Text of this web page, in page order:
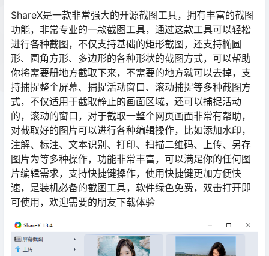
ShareX是一款非常强大的开源截图工具，拥有丰富的截图
功能，非常专业的一款截图工具，通过这款工具可以轻松
进行各种截图，不仅支持基础的矩形截图，还支持椭圆
形、圆角方形、多边形的各种形状的截图方式，可以帮助
你将需要册地方截取下来，不需要的地方就可以去掉，支
持捕捉整个屏幕、捕捉活动窗口、滚动捕捉等多种截图方
式，不仅适用于截取静止的画面区域，还可以捕捉活动
的，滚动的窗口，对于截取一整个网页画面非常有帮助，
对截取好的图片可以进行各种编辑操作，比如添加水印，
注解、标注、文本识别、打印、扫描二维码、上传、另存
图片为等多种操作，功能非常丰富，可以满足你的任何图
片编辑需求，支持快捷键操作，使用快捷键更加方便快
速，是装机必备的截图工具，软件绿色免费，双击打开即
可使用，欢迎需要的朋友下载体验